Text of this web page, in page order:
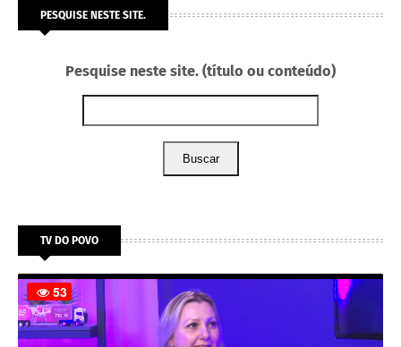
PESQUISE NESTE SITE.
Pesquise neste site. (título ou conteúdo)
Buscar
TV DO POVO